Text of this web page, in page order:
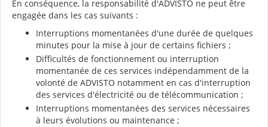
En conséquence, la responsabilité d'ADVISTO ne peut être
engagée dans les cas suivants :
Interruptions momentanées d'une durée de quelques
minutes pour la mise à jour de certains fichiers ;
Difficultés de fonctionnement ou interruption
momentanée de ces services indépendamment de la
volonté de ADVISTO notamment en cas d'interruption
des services d'électricité ou de télécommunication ;
Interruptions momentanées des services nécessaires
à leurs évolutions ou maintenance ;